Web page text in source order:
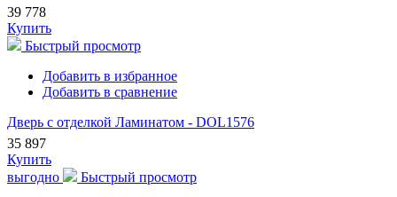
39 778
Купить
Быстрый просмотр
Добавить в избранное
Добавить в сравнение
Дверь с отделкой Ламинатом - DOL1576
35 897
Купить
выгодно
Быстрый просмотр